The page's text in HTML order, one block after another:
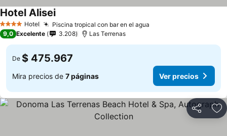
4 EstrellasHotel Piscina tropical con bar en el agua
Hotel AliseiVer precios
9,0 Excelente 3.208 Las Terrenas
De $ 475.967
Mira precios de 7 páginas Ver precios
Compartir